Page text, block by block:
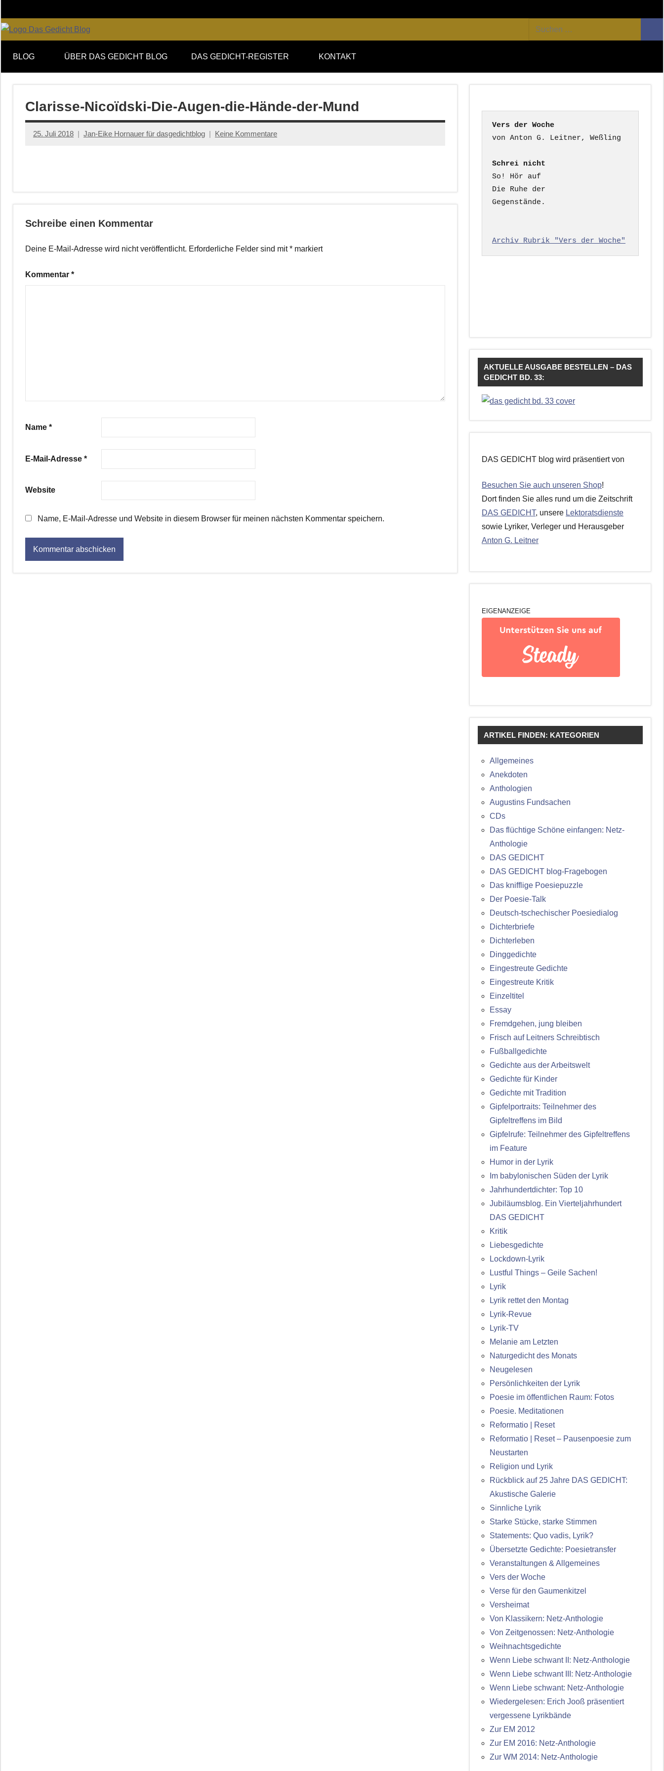
Inhalt
springen
DAS
GEDICHT
blog
von
DAS
GEDICHT.
Zeitschrift
für
Lyrik,
Essay
Suchen
nach:
BLOG ÜBER DAS GEDICHT BLOG DAS GEDICHT-REGISTER KONTAKT
Clarisse-Nicoïdski-Die-Augen-die-Hände-der-Mund
25. Juli 2018 Jan-Eike Hornauer für dasgedichtblog Keine Kommentare
Schreibe einen Kommentar
Deine E-Mail-Adresse wird nicht veröffentlicht. Erforderliche Felder sind mit* markiert
Kommentar *
Name *
E-Mail-Adresse *
Website
Name, E-Mail-Adresse und Website in diesem Browser für meinen nächsten Kommentar speichern.
Vers der Woche
Schrei nicht
So! Hör auf
Die Ruhe der
Gegenstände.
Archiv Rubrik "Vers der Woche"
AKTUELLE AUSGABE BESTELLEN – DAS
GEDICHT BD. 33:
DAS GEDICHT blog wird präsentiert von
Besuchen Sie auch unseren Shop!
Dort finden Sie alles rund um die Zeitschrift
DAS GEDICHT, unsere Lektoratsdienste
sowie Lyriker, Verleger und Herausgeber
Anton G. Leitner
EIGENANZEIGE
ARTIKEL FINDEN: KATEGORIEN
Allgemeines
Anekdoten
Anthologien
Augustins Fundsachen
CDs
Das flüchtige Schöne einfangen: Netz-
Anthologie
DAS GEDICHT
DAS GEDICHT blog-Fragebogen
Das knifflige Poesiepuzzle
Der Poesie-Talk
Deutsch-tschechischer Poesiedialog
Dichterbriefe
Dichterleben
Dinggedichte
Eingestreute Gedichte
Eingestreute Kritik
Einzeltitel
Essay
Fremdgehen, jung bleiben
Frisch auf Leitners Schreibtisch
Fußballgedichte
Gedichte aus der Arbeitswelt
Gedichte für Kinder
Gedichte mit Tradition
Gipfelportraits: Teilnehmer des
Gipfeltreffens im Bild
Gipfelrufe: Teilnehmer des Gipfeltreffens
im Feature
Humor in der Lyrik
Im babylonischen Süden der Lyrik
Jahrhundertdichter: Top 10
Jubiläumsblog. Ein Vierteljahrhundert
DAS GEDICHT
Kritik
Liebesgedichte
Lockdown-Lyrik
Lustful Things – Geile Sachen!
Lyrik
Lyrik rettet den Montag
Lyrik-Revue
Lyrik-TV
Melanie am Letzten
Naturgedicht des Monats
Neugelesen
Persönlichkeiten der Lyrik
Poesie im öffentlichen Raum: Fotos
Poesie. Meditationen
Reformatio | Reset
Reformatio | Reset – Pausenpoesie zum
Neustarten
Religion und Lyrik
Rückblick auf 25 Jahre DAS GEDICHT:
Akustische Galerie
Sinnliche Lyrik
Starke Stücke, starke Stimmen
Statements: Quo vadis, Lyrik?
Übersetzte Gedichte: Poesietransfer
Veranstaltungen & Allgemeines
Vers der Woche
Verse für den Gaumenkitzel
Versheimat
Von Klassikern: Netz-Anthologie
Von Zeitgenossen: Netz-Anthologie
Weihnachtsgedichte
Wenn Liebe schwant II: Netz-Anthologie
Wenn Liebe schwant III: Netz-Anthologie
Wenn Liebe schwant: Netz-Anthologie
Wiedergelesen: Erich Jooß präsentiert
vergessene Lyrikbände
Zur EM 2012
Zur EM 2016: Netz-Anthologie
Zur WM 2014: Netz-Anthologie